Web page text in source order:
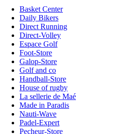
Basket Center
Daily Bikers
Direct Running
Direct-Volley
Espace Golf
Foot-Store
Galop-Store
Golf and co
Handball-Store
House of rugby
La sellerie de Maé
Made in Paradis
Nauti-Wave
Padel-Expert
Pecheur-Store